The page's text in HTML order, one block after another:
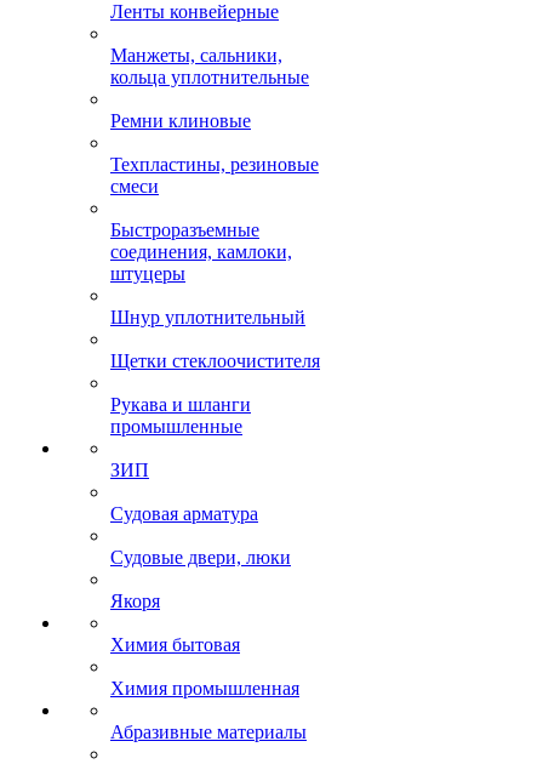
Ленты конвейерные
Манжеты, сальники,
кольца уплотнительные
Ремни клиновые
Техпластины, резиновые
смеси
Быстроразъемные
соединения, камлоки,
штуцеры
Шнур уплотнительный
Щетки стеклоочистителя
Рукава и шланги
промышленные
ЗИП
Судовая арматура
Судовые двери, люки
Якоря
Химия бытовая
Химия промышленная
Абразивные материалы